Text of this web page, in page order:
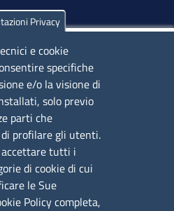
lunedì pomeriggio: 16,00
Artigianato e
Privacy
e cookie
specifiche
e/o la visione di
solo previo
parti che
profilare gli utenti.
accettare tutti i
di cookie di cui
le Sue
Policy completa,